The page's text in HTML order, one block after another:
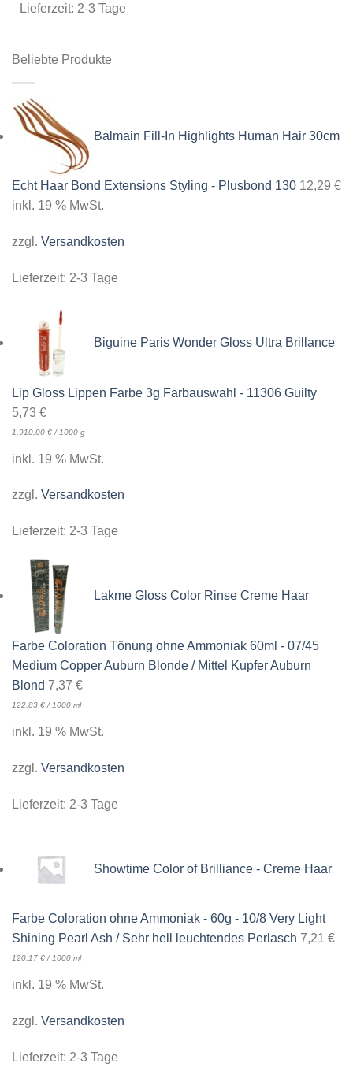
Lieferzeit: 2-3 Tage
Beliebte Produkte
Balmain Fill-In Highlights Human Hair 30cm
Echt Haar Bond Extensions Styling - Plusbond 130 12,29 €
inkl. 19 % MwSt.
zzgl. Versandkosten
Lieferzeit: 2-3 Tage
Biguine Paris Wonder Gloss Ultra Brillance
Lip Gloss Lippen Farbe 3g Farbauswahl - 11306 Guilty
5,73 €
1.910,00 € / 1000 g
inkl. 19 % MwSt.
zzgl. Versandkosten
Lieferzeit: 2-3 Tage
Lakme Gloss Color Rinse Creme Haar
Farbe Coloration Tönung ohne Ammoniak 60ml - 07/45
Medium Copper Auburn Blonde / Mittel Kupfer Auburn
Blond 7,37 €
122,83 € / 1000 ml
inkl. 19 % MwSt.
zzgl. Versandkosten
Lieferzeit: 2-3 Tage
Showtime Color of Brilliance - Creme Haar
Farbe Coloration ohne Ammoniak - 60g - 10/8 Very Light
Shining Pearl Ash / Sehr hell leuchtendes Perlasch 7,21 €
120,17 €/1000 ml
inkl. 19 % MwSt.
zzgl. Versandkosten
Lieferzeit: 2-3 Tage